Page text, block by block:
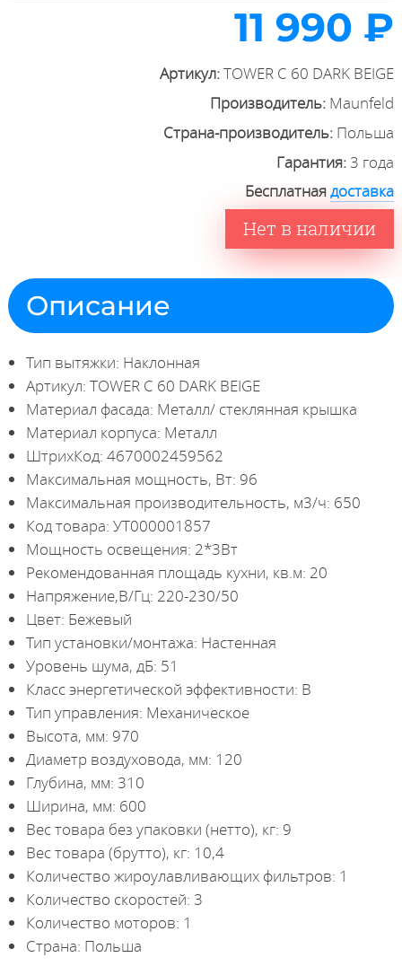
11 990 ₽
Артикул:TOWER C 60 DARK BEIGE
Производитель: Maunfeld
Страна-производитель: Польша
Гарантия:3 года
Бесплатнаядоставка
Нет в наличии
Описание
Тип вытяжки: Наклонная
Артикул: TOWER C 60 DARK BEIGE
Материал фасада: Металл/ стеклянная крышка
Материал корпуса: Металл
ШтрихКод: 4670002459562
Максимальная мощность, Вт: 96
Максимальная производительность, м3/ч: 650
Код товара: УТ000001857
Мощность освещения: 2*3Вт
Рекомендованная площадь кухни, кв.м: 20
Напряжение,В/Гц: 220-230/50
Цвет: Бежевый
Тип установки/монтажа: Настенная
Уровень шума, дБ: 51
Класс энергетической эффективности: B
Тип управления: Механическое
Высота, мм: 970
Диаметр воздуховода, мм: 120
Глубина, мм: 310
Ширина, мм: 600
Вес товара без упаковки (нетто), кг: 9
Вес товара (брутто), кг: 10,4
Количество жироулавливающих фильтров: 1
Количество скоростей: 3
Количество моторов: 1
Страна: Польша